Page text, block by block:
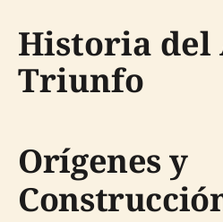
Historia del
Triunfo
Orígenes y